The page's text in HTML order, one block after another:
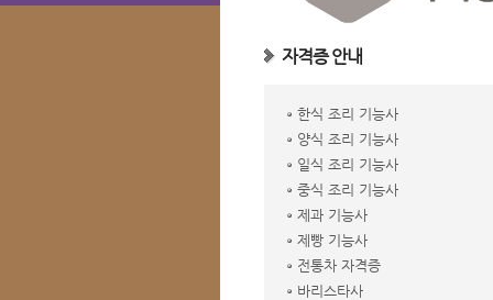
자격증 안내
한식 조리 기능사
양식 조리 기능사
일식 조리 기능사
중식 조리 기능사
제과 기능사
제빵 기능사
전통차 자격증
바리스타사